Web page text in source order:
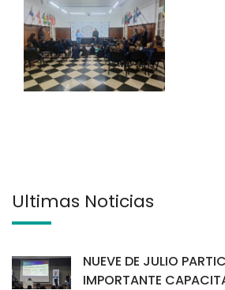
Últimas Noticias
NUEVE DE JULIO
IMPORTANTE